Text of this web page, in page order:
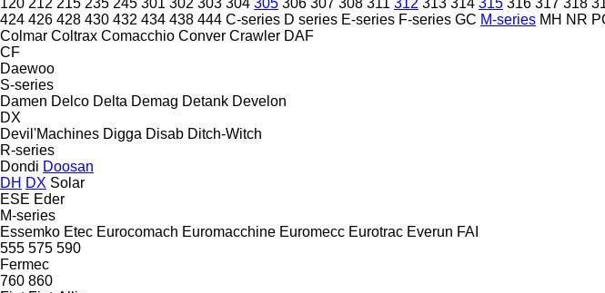
424 426 428 430 432 434 438 444 C-series D series E-series F-series GC M-series MH NR
Colmar Coltrax Comacchio Conver Crawler DAF
CF
Daewoo
S-series
Damen Delco Delta Demag Detank Develon
DX
Devil'Machines Digga Disab Ditch-Witch
R-series
Dondi Doosan
DH DX Solar
ESE Eder
M-series
Essemko Etec Eurocomach Euromacchine Euromecc Eurotrac Everun FAI
555 575 590
Fermec
760 860